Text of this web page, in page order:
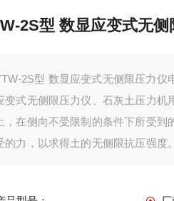
2S型 数显应变式无侧
2S型 数显应变式无侧限压力仪
变式无侧限压力仪、石灰土压力机
，在侧向不受限制的条件下所受到
的力，以求得土的无侧限抗压强度